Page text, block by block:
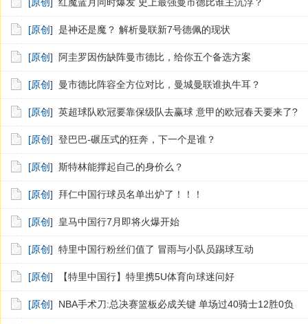
[原创] 是神还是魔？ 解析曼联新7号德佩的现状
[原创] 阿圭罗因伤缺阵曼市德比，给你五个备选方案
[原创] 曼市德比阵容全方位对比，曼城曼联谁执牛耳？
[原创] 英超球队欧冠要靠保级队去赢球 意甲的欧冠春天要来了?
[原创] 登巴巴-碾压式的狂奔，下一个是谁？
[原创] 斯特林能撑起自己的身价么？
[原创] 拜仁中国行球员名单出炉了！！！
[原创] 皇马中国行7月即将火爆开始
[原创] 特里中国行粉丝们值了 冒雨与小队员踢球互动
[原创] 【特里中国行】特里携5U体育向球迷问好
[原创] NBA手术刀:总决赛篮板必成关键 单场过40骑士12胜0负